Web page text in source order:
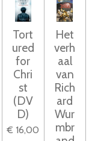
Tort
ured
for
Chri
st
(DV
D)
€ 16,00
Het
verh
aal
van
Rich
ard
Wur
mbr